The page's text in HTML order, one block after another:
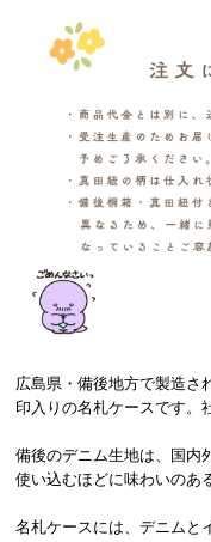
広島県・備後地方で製造さ
印入りの名札ケースです。
備後のデニム生地は、国内
使い込むほどに味わいのあ
名札ケースには、デニムと